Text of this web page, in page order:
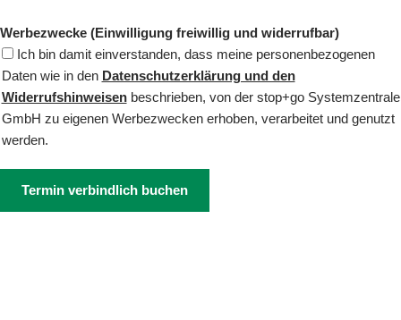
Werbezwecke (Einwilligung freiwillig und widerrufbar)
Ich bin damit einverstanden, dass meine personenbezogenen
Daten wie in den Datenschutzerklärung und den
Widerrufshinweisenbeschrieben, von der stop+go Systemzentrale
GmbH zu eigenen Werbezwecken erhoben, verarbeitet und genutzt
werden.